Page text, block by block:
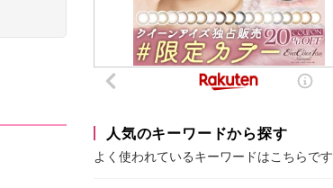
人気のキーワードから探す
よく使われているキーワードはこちらです